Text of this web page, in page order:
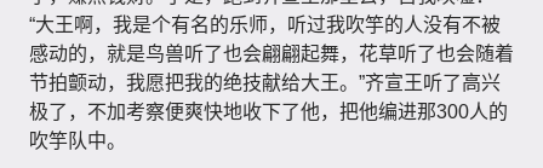
“大王啊，我是个有名的乐师，听过我吹竽的人没有不被
感动的，就是鸟兽听了也会翩翩起舞，花草听了也会随着
节拍颤动，我愿把我的绝技献给大王。”齐宣王听了高兴
极了，不加考察便爽快地收下了他，把他编进那300人的
吹竽队中。